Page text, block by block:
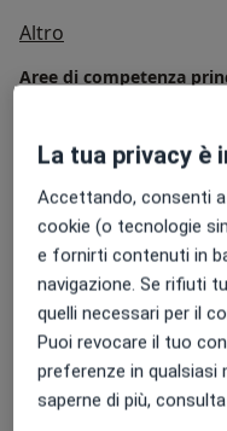
Altro
Aree di competenza
Principali patologie
Tendinite
Mal di testa (cefalea)
Presso questo indirizzo
Adulti (Solo in
Tipologia di visite
In studioVisualizza
La tua privacy è
Accettando, consenti
cookie (o tecnologie
e fornirti contenuti in
navigazione. Se rifiuti
quelli necessari per il
Puoi revocare il tuo
preferenze in qualsiasi
saperne di più,